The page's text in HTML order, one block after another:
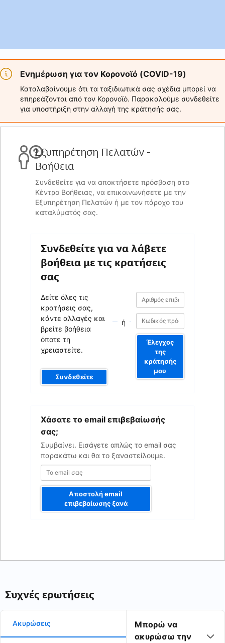
Ενημέρωση για τον Κορονοϊό (COVID-19)
Καταλαβαίνουμε ότι τα ταξιδιωτικά σας σχέδια μπορεί να
επηρεάζονται από τον Κορονοϊό. Παρακαλούμε συνδεθείτε
για υποστήριξη στην αλλαγή της κράτησής σας.
Εξυπηρέτηση Πελατών -
Βοήθεια
Συνδεθείτε για να αποκτήσετε πρόσβαση στο
Κέντρο Βοήθειας, να επικοινωνήσετε με την
Εξυπηρέτηση Πελατών ή με τον πάροχο του
καταλύματός σας.
Συνδεθείτε για να λάβετε
βοήθεια με τις κρατήσεις
σας
Δείτε όλες τις
κρατήσεις σας,
κάντε αλλαγές και
βρείτε βοήθεια
όποτε τη
χρειαστείτε.
Συνδεθείτε
ή
Αριθμός
επιβεβαίωσης
Αριθμός
επιβεβαίωσης
Έλεγχος
της
κράτησής
μου
Χάσατε το email επιβεβαίωσής
σας;
Συμβαίνει. Εισάγετε απλώς το email σας
παρακάτω και θα το ξαναστείλουμε.
email
Αποστολή email
επιβεβαίωσης ξανά
Συχνές ερωτήσεις
Ακυρώσεις
Μπορώ να
ακυρώσω την